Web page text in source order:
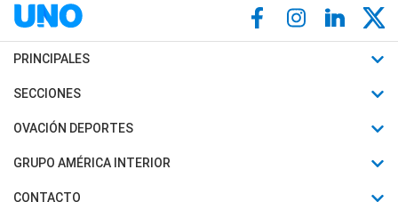
PRINCIPALES
Últimas Noticias
Política
SECCIONES
Horóscopo
Motores
OVACIÓN DEPORTES
Fútbol
Mundial
GRUPO AMÉRICA INTERIOR
Canal 7 en Vivo
CONTACTO